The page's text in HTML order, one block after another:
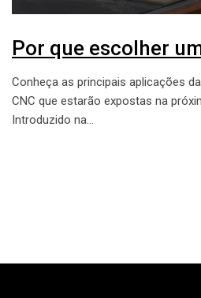
Por que escolher
Conheça as principais aplicações
CNC que estarão expostas na
Introduzido na…